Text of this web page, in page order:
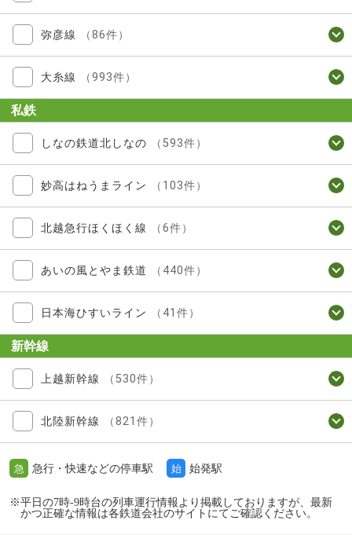
弥彦線 （86件）
大糸線 （993件）
私鉄
しなの鉄道北しなの （593件）
妙高はねうまライン （103件）
北越急行ほくほく線 （6件）
あいの風とやま鉄道 （440件）
日本海ひすいライン （41件）
新幹線
上越新幹線 （530件）
北陸新幹線 （821件）
急 急行・快速などの停車駅 始 始発駅
※平日の7時-9時台の列車運行情報より掲載しておりますが、最新
かつ正確な情報は各鉄道会社のサイトにてご確認ください。